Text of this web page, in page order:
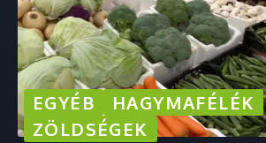
EGYÉB
HAGYMAFÉLÉK
ZÖLDSÉGEK